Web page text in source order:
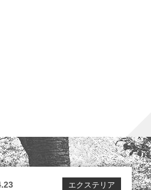
エクステリア